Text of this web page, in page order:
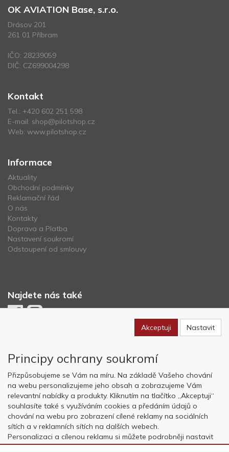
OK AVIATION Base, s.r.o.
Drásov 201
261 01 Příbram
IČO: 28239059
DIČ: CZ699004298
Kontakt
Tel.: +420 602 251 598
E-mail: shop@pilotshop.cz
Web: www.pilotshop.cz
Informace
Aktuality
Obchodní podmínky
Reklamační řád
O nás
Kontakty
Doprava a Platba
Nastavení soukromí
Odstoupení od smlouvy
Najdete nás také
Copyright © OK AVIATION Base, s.r.o. 2022, powered byABRA E-
shop
Akceptuji Nastavit
Principy ochrany soukromí
Přizpůsobujeme se Vám na míru. Na základě Vašeho chování
na webu personalizujeme jeho obsah a zobrazujeme Vám
relevantní nabídky a produkty. Kliknutím na tlačítko „Akceptuji“
souhlasíte také s využíváním cookies a předáním údajů o
chování na webu pro zobrazení cílené reklamy na sociálních
sítích a v reklamních sítích na dalších webech.
Personalizaci a cílenou reklamu si můžete podrobněji nastavit
nebo kdykoli vypnout po kliknutí na tlačítko „Nastavit“.